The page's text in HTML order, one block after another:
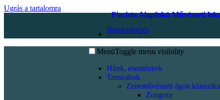
Ugrás a tartalomra
Piarista Alapfokú Művészeti
Bejelentkezés
MenüToggle menu visibility
Hírek, események
Tanszakok
Zeneművészeti ágon
Zongora